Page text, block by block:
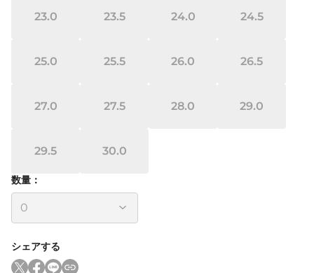
23.0 23.5 24.0 24.5
25.0 25.5 26.0 26.5
27.0 27.5 28.0 29.0
29.5 30.0
数量：
シェアする